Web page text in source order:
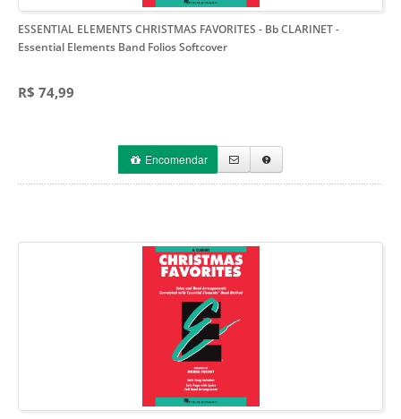
ESSENTIAL ELEMENTS CHRISTMAS FAVORITES - Bb CLARINET-
Essential Elements Band Folios Softcover
R$ 74,99
Encomendar